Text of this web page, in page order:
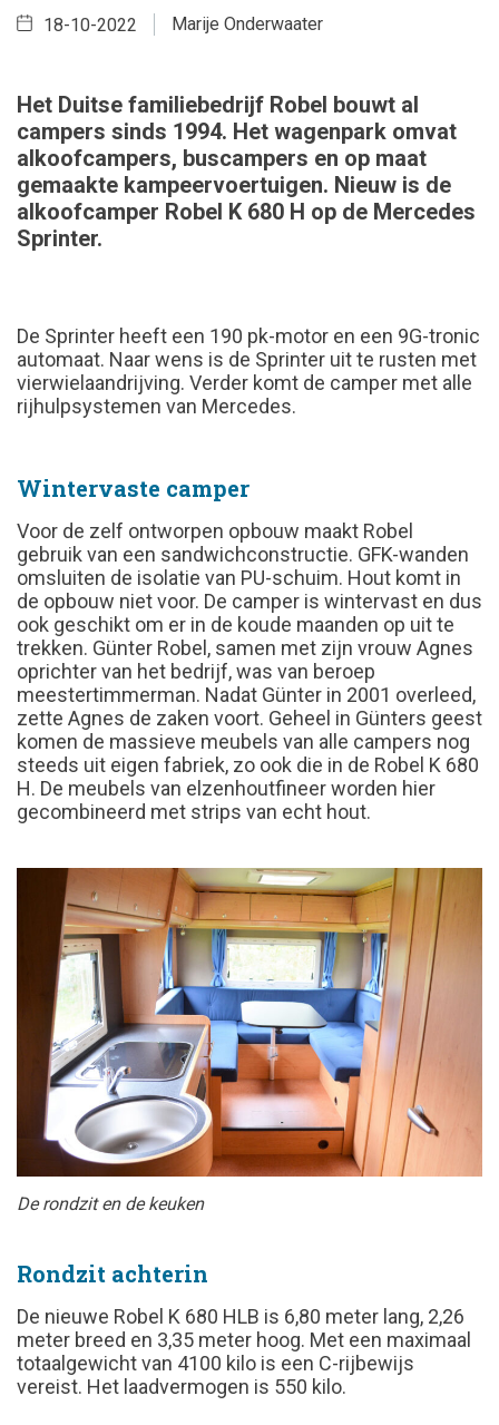
Marije Onderwaater
18-10-2022
Het Duitse familiebedrijf Robel bouwt al
campers sinds 1994. Het wagenpark omvat
alkoofcampers, buscampers en op maat
gemaakte kampeervoertuigen. Nieuw is de
alkoofcamper Robel K 680 H op de Mercedes
Sprinter.
De Sprinter heeft een 190 pk-motor en een 9G-tronic
automaat. Naar wens is de Sprinter uit te rusten met
vierwielaandrijving. Verder komt de camper met alle
rijhulpsystemen van Mercedes.
Wintervaste camper
Voor de zelf ontworpen opbouw maakt Robel
gebruik van een sandwichconstructie. GFK-wanden
omsluiten de isolatie van PU-schuim. Hout komt in
de opbouw niet voor. De camper is wintervast en dus
ook geschikt om er in de koude maanden op uit te
trekken. Günter Robel, samen met zijn vrouw Agnes
oprichter van het bedrijf, was van beroep
meestertimmerman. Nadat Günter in 2001 overleed,
zette Agnes de zaken voort. Geheel in Günters geest
komen de massieve meubels van alle campers nog
steeds uit eigen fabriek, zo ook die in de Robel K 680
H. De meubels van elzenhoutfineer worden hier
gecombineerd met strips van echt hout.
De rondzit en de keuken
Rondzit achterin
De nieuwe Robel K 680 HLB is 6,80 meter lang, 2,26
meter breed en 3,35 meter hoog. Met een maximaal
totaalgewicht van 4100 kilo is een C-rijbewijs
vereist. Het laadvermogen is 550 kilo.